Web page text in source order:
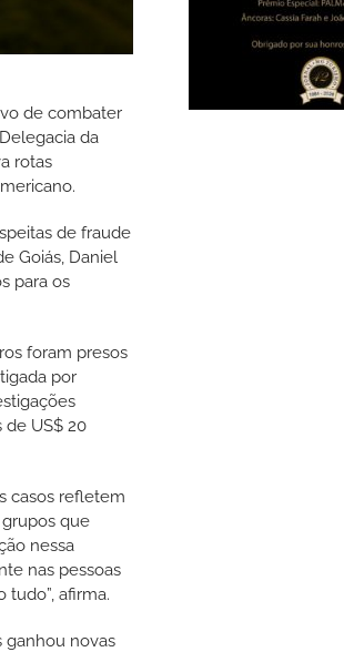
de combater
da
rotas
de fraude
Goiás, Daniel
para os
foram presos
por
de US$ 20
casos refletem
que
nessa
nas pessoas
afirma.
ganhou novas